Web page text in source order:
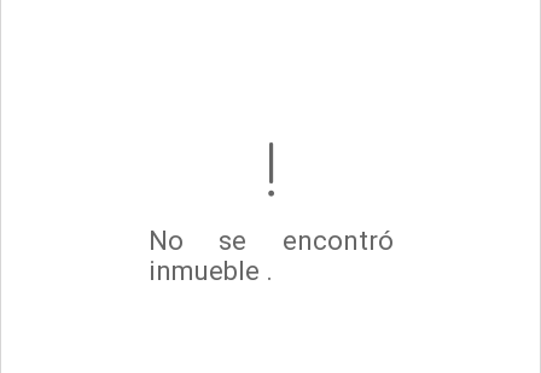
No se encontró
inmueble .